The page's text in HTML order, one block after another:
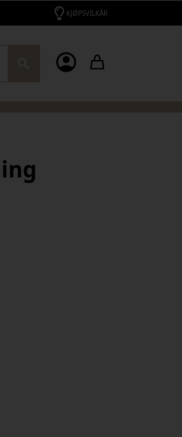
KJØPSVILKÅR